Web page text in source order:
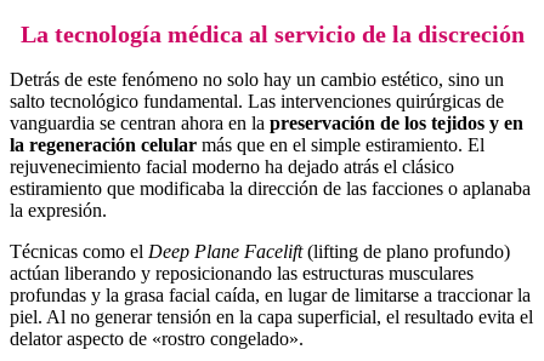
La tecnología médica al servicio de la discreción
Detrás de este fenómeno no solo hay un cambio estético, sino un
salto tecnológico fundamental. Las intervenciones quirúrgicas de
vanguardia se centran ahora en la preservación de los tejidos y en
la regeneración celular más que en el simple estiramiento. El
rejuvenecimiento facial moderno ha dejado atrás el clásico
estiramiento que modificaba la dirección de las facciones o aplanaba
la expresión.
Técnicas como el Deep Plane Facelift(lifting de plano profundo)
actúan liberando y reposicionando las estructuras musculares
profundas y la grasa facial caída, en lugar de limitarse a traccionar la
piel. Al no generar tensión en la capa superficial, el resultado evita el
delator aspecto de «rostro congelado».